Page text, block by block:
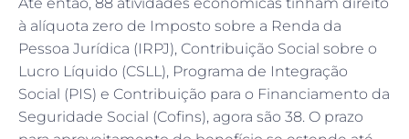
à alíquota zero de Imposto sobre a Renda da
Pessoa Jurídica (IRPJ), Contribuição Social sobre o
Lucro Líquido (CSLL), Programa de Integração
Social (PIS) e Contribuição para o Financiamento da
Seguridade Social (Cofins), agora são 38. O prazo